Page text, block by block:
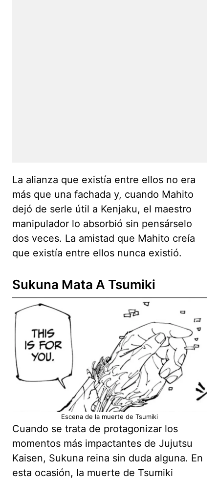
La alianza que existía entre ellos no era
más que una fachada y, cuando Mahito
dejó de serle útil a Kenjaku, el maestro
manipulador lo absorbió sin pensárselo
dos veces. La amistad que Mahito creía
que existía entre ellos nunca existió.
Sukuna Mata A Tsumiki
Escena de la muerte de Tsumiki
Cuando se trata de protagonizar los
momentos más impactantes de Jujutsu
Kaisen, Sukuna reina sin duda alguna. En
esta ocasión, la muerte de Tsumiki